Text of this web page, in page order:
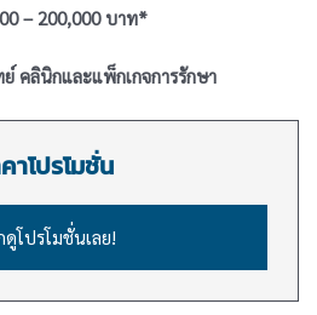
– 200,000 บาท*
คลินิกและแพ็กเกจการรักษา
าโปรโมชั่น
ดูโปรโมชั่นเลย!